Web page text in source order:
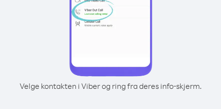
Velge kontakten i Viber og ring fra deres info-skjerm.